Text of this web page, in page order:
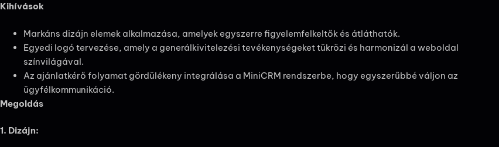
Kihívások
Markáns dizájn elemek alkalmazása, amelyek egyszerre figyelemfelkeltők és átláthatók.
Egyedi logó tervezése, amely a generálkivitelezési tevékenységeket tükrözi és harmonizál a weboldal
színvilágával.
Az ajánlatkérő folyamat gördülékeny integrálása a MiniCRM rendszerbe, hogy egyszerűbbé váljon az
ügyfélkommunikáció.
Megoldás
1. Dizájn: